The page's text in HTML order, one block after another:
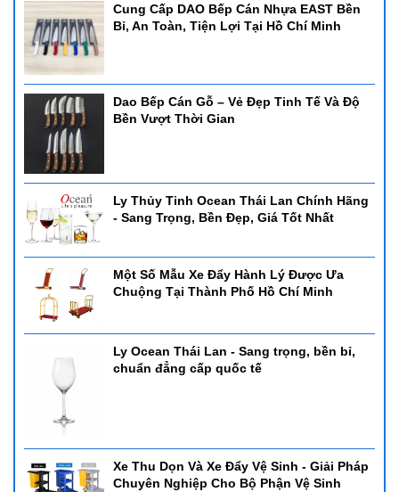
Cung Cấp DAO Bếp Cán Nhựa EAST Bền
Bỉ, An Toàn, Tiện Lợi Tại Hồ Chí Minh
Dao Bếp Cán Gỗ – Vẻ Đẹp Tinh Tế Và Độ
Bền Vượt Thời Gian
Ly Thủy Tinh Ocean Thái Lan Chính Hãng
- Sang Trọng, Bền Đẹp, Giá Tốt Nhất
Một Số Mẫu Xe Đẩy Hành Lý Được Ưa
Chuộng Tại Thành Phố Hồ Chí Minh
Ly Ocean Thái Lan - Sang trọng, bền bỉ,
chuẩn đẳng cấp quốc tế
Xe Thu Dọn Và Xe Đẩy Vệ Sinh - Giải Pháp
Chuyên Nghiệp Cho Bộ Phận Vệ Sinh